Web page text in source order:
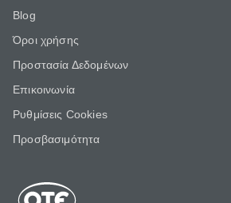
Blog
Όροι χρήσης
Προστασία Δεδομένων
Επικοινωνία
Ρυθμίσεις Cookies
Προσβασιμότητα